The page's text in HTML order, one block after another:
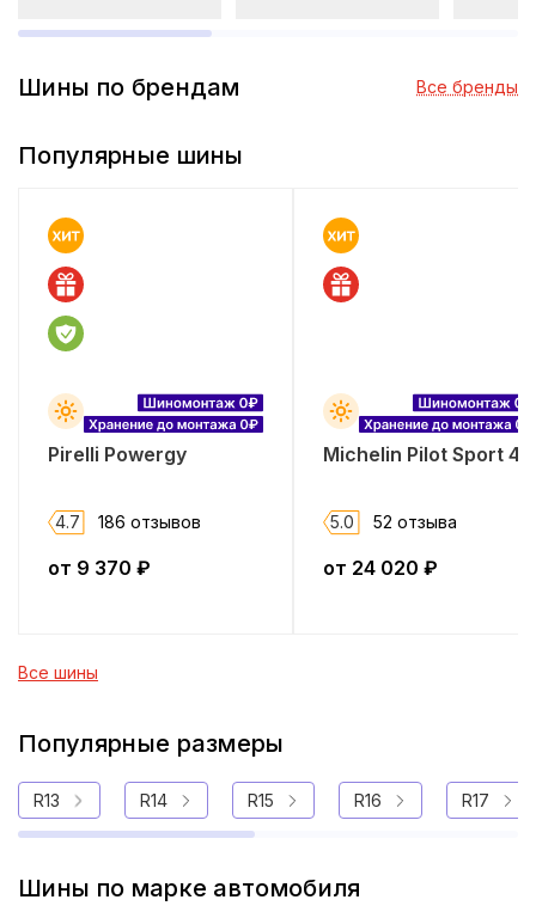
Шины по брендам Все бренды
Популярные шины
Pirelli Powergy
4.7 186 отзывов
от 9 370 ₽
Michelin Pilot Sport 4 S
5.0 52 отзыва
от 24 020 ₽
Все шины
Популярные размеры
R13 R14 R15 R16 R17
Шины по марке автомобиля